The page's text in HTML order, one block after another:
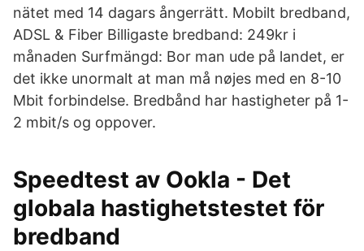
nätet med 14 dagars ångerrätt. Mobilt bredband,
ADSL & Fiber Billigaste bredband: 249kr i
månaden Surfmängd: Bor man ude på landet, er
det ikke unormalt at man må nøjes med en 8-10
Mbit forbindelse. Bredbånd har hastigheter på 1-
2 mbit/s og oppover.
Speedtest av Ookla - Det
globala hastighetstestet för
bredband